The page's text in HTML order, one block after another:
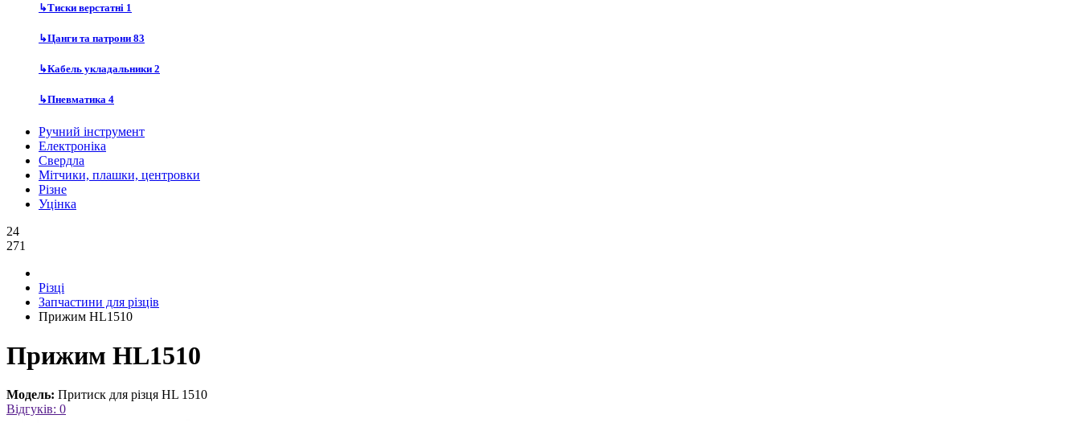
↳Тиски верстатні 1
↳Цанги та патрони 83
↳Кабель укладальники 2
↳Пневматика 4
Ручний інструмент
Електроніка
Свердла
Мітчики, плашки, центровки
Різне
Уцінка
24
271
Різці
Запчастини для різців
Прижим HL1510
Прижим HL1510
Модель: Притиск для різця HL 1510
Відгуків: 0